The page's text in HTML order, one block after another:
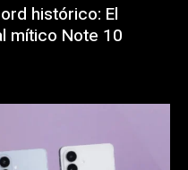
histórico: El
mítico Note 10